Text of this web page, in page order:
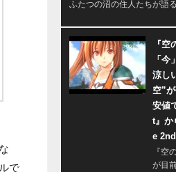
で
ふたつの沼の住人たちが語
『
「今
涼し
空”
安値
t』か
e
『空
が目